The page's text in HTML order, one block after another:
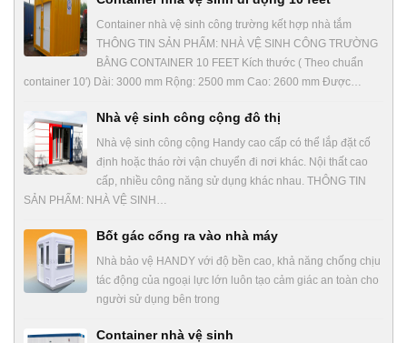
Container nhà vệ sinh công trường kết hợp nhà tắm
THÔNG TIN SẢN PHẨM: NHÀ VỆ SINH CÔNG TRƯỜNG
BẰNG CONTAINER 10 FEET Kích thước ( Theo chuẩn
container 10′) Dài: 3000 mm Rộng: 2500 mm Cao: 2600 mm Được…
Nhà vệ sinh công cộng đô thị
Nhà vệ sinh công cộng Handy cao cấp có thể lắp đặt cố
định hoặc tháo rời vận chuyển đi nơi khác. Nội thất cao
cấp, nhiều công năng sử dụng khác nhau. THÔNG TIN
SẢN PHẨM: NHÀ VỆ SINH…
Bốt gác cổng ra vào nhà máy
Nhà bảo vệ HANDY với độ bền cao, khả năng chống chịu
tác động của ngoại lực lớn luôn tạo cảm giác an toàn cho
người sử dụng bên trong
Container nhà vệ sinh